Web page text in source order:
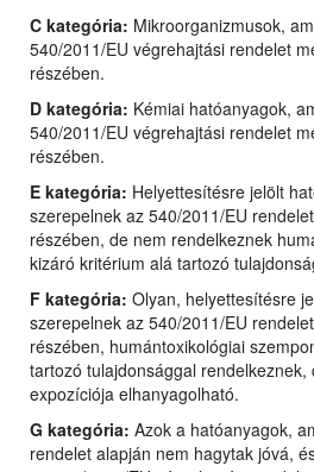
C kategória: Mikroorganizmusok,
540/2011/EU végrehajtási rendelet
részében.
D kategória: Kémiai hatóanyagok,
540/2011/EU végrehajtási rendelet
részében.
E kategória: Helyettesítésre jelölt
szerepelnek az 540/2011/EU
részében, de nem rendelkeznek
kizáró kritérium alá tartozó
F kategória: Olyan, helyettesítésre
szerepelnek az 540/2011/EU
részében, humántoxikológiai
tartozó tulajdonsággal
expozíciója elhanyagolható.
G kategória: Azok a hatóanyagok,
rendelet alapján nem hagytak jóvá,